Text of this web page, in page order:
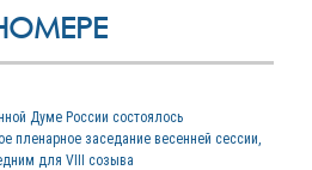
Думе России состоялось
пленарное заседание весенней сессии,
для VIII созыва